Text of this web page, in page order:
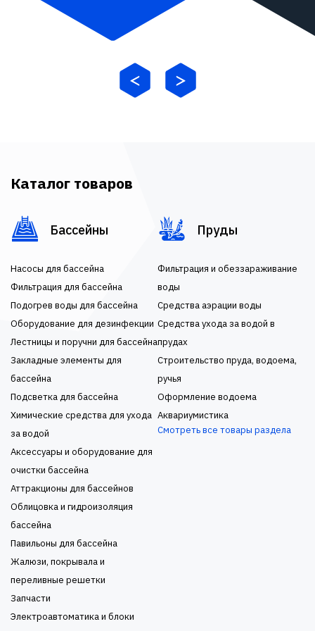
Каталог товаров
Бассейны
Насосы для бассейна
Фильтрация для бассейна
Подогрев воды для бассейна
Оборудование для дезинфекции
Лестницы и поручни для бассейна
Закладные элементы для
бассейна
Подсветка для бассейна
Химические средства для ухода
за водой
Аксессуары и оборудование для
очистки бассейна
Аттракционы для бассейнов
Облицовка и гидроизоляция
бассейна
Павильоны для бассейна
Жалюзи, покрывала и
переливные решетки
Запчасти
Электроавтоматика и блоки
Пруды
Фильтрация и обеззараживание
воды
Средства аэрации воды
Средства ухода за водой в
прудах
Строительство пруда, водоема,
ручья
Оформление водоема
Аквариумистика
Смотреть все товары раздела